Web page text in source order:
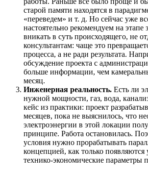
старой памяти находятся в
«переведем» и т. д. Но сейчас уже
настоятельно рекомендуем на этапе
вникать в суть происходящего, не
консультантам: чаще это
процесса, а не ради результата.
обсуждение проекта с
больше информации, чем
месяц.
Инженерная реальность. Есть ли
нужной мощности, газ, вода,
кейс из практики: проект
месяцев, пока не выяснилось, что
электроэнергии в этой локации
принципе. Работа остановилась.
условия нужно прорабатывать
концепцией, как только
технико-экономические параметры